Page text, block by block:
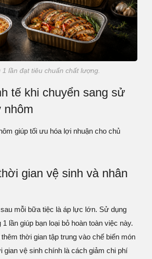
lần đạt tiêu chuẩn chất lượng.
tế khi chuyển sang sử
nhôm
giúp tối ưu hóa lợi nhuận cho chủ
gian vệ sinh và nhân
mỗi bữa tiệc là áp lực lớn. Sử dụng
lần giúp bạn loại bỏ hoàn toàn việc này.
thời gian tập trung vào chế biến món
gian vệ sinh chính là cách giảm chi phí